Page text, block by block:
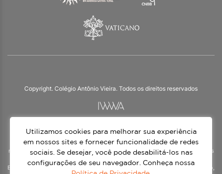
Copyright. Colégio Antônio Vieira. Todos os direitos reservados
O Colégio Antônio Vieira integra a Rede Jesuíta de Educação, tendo as suas
práticas impulsionadas pelos valores da espiritualidade inaciana – marca da
nossa identidade e das aproximadamente 1500 unidades de ensino, espalhadas
em mais de 60 países. Atendemos a alunos da Educação Infantil à 3ª série do
Ensino Médio, nos turnos matutino e vespertino, além do Ensino Médio Noturno,
Utilizamos cookies para melhorar sua experiência
em nossos sites e fornecer funcionalidade de redes
sociais. Se desejar, você pode desabilitá-los nas
configurações de seu navegador. Conheça nossa